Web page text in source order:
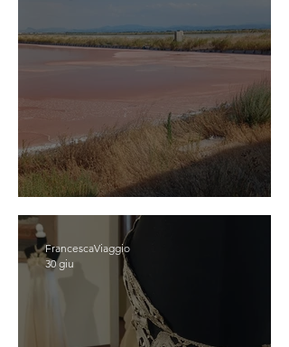
SCOPRIASSAPORA CERVIA
FrancescaViaggio
30 giu